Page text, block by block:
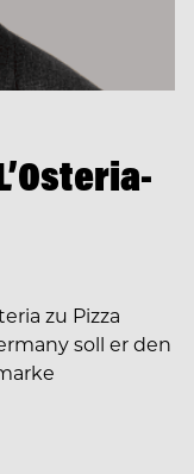
zu Pizza
soll er den